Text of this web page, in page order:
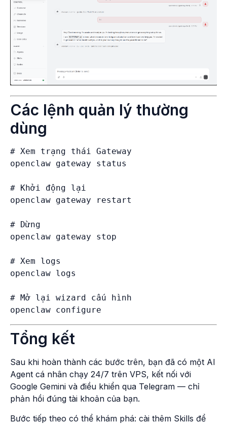
Các lệnh quản lý thường
dùng
# Xem trạng thái Gateway
openclaw gateway status
# Khởi động lại
openclaw gateway restart
# Dừng
openclaw gateway stop
# Xem logs
openclaw logs
# Mở lại wizard cấu hình
Tổng kết
Sau khi hoàn thành các bước trên, bạn đã có một AI
Agent cá nhân chạy 24/7 trên VPS, kết nối với
Google Gemini và điều khiển qua Telegram — chỉ
phản hồi đúng tài khoản của bạn.
Bước tiếp theo có thể khám phá: cài thêm Skills để